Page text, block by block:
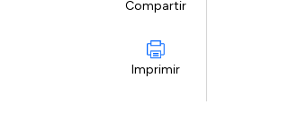
Compartir
Imprimir